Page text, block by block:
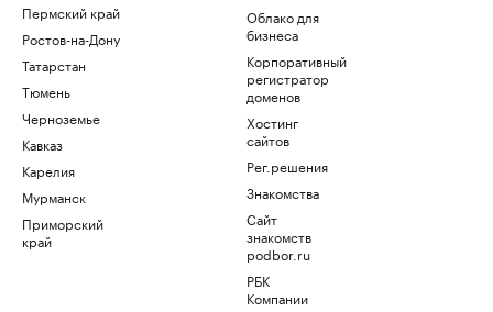
Пермский край
Ростов-на-Дону
Татарстан
Тюмень
Черноземье
Кавказ
Карелия
Мурманск
Приморский
край
Облако для
бизнеса
Корпоративный
регистратор
доменов
Хостинг
сайтов
Рег.решения
Знакомства
Сайт
знакомств
podbor.ru
РБК
Компании